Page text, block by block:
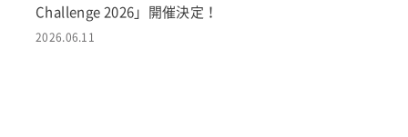
Challenge 2026」開催決定！
2026.06.11